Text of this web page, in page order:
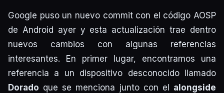
Google puso un nuevo commit con el código AOSP
de Android ayer y esta actualización trae dentro
nuevos cambios con algunas referencias
interesantes. En primer lugar, encontramos una
referencia a un dispositivo desconocido llamado
Dorado que se menciona junto con el alongside